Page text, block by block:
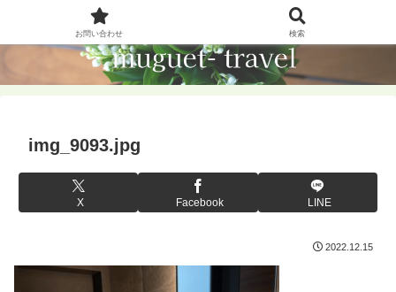
img_9093.jpg
X Facebook LINE
2022.12.15
お問い合わせ 検索